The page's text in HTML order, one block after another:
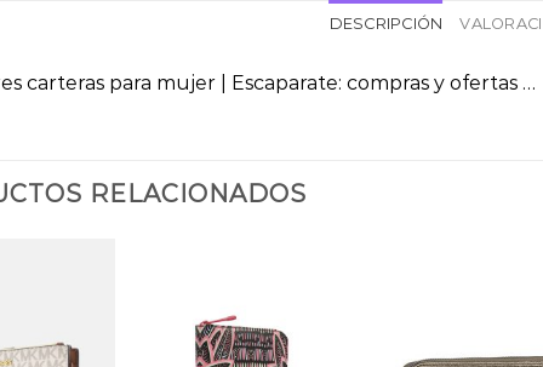
DESCRIPCIÓN
carteras para mujer | Escaparate: compras y ofertas …
RELACIONADOS